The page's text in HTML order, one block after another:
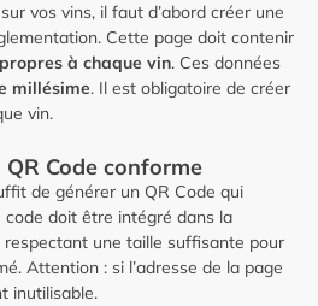
vos vins, il faut d’abord créer une
Cette page doit contenir
propres à chaque vin. Ces données
millésime. Il est obligatoire de créer
vin.
Code conforme
de générer un QR Code qui
doit être intégré dans la
respectant une taille suffisante pour
Attention : si l’adresse de la page
inutilisable.